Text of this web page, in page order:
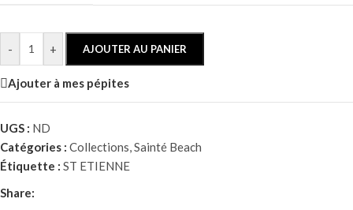
- + AJOUTER AU PANIER
Ajouter à mes pépites
UGS : ND
Catégories : Collections,Sainté Beach
Étiquette : ST ETIENNE
Share: